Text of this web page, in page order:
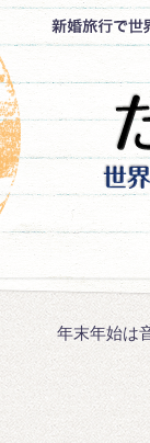
年末年始は